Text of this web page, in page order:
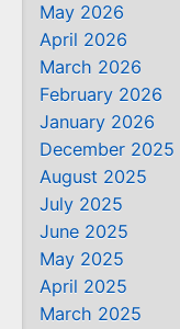
May 2026
April 2026
March 2026
February 2026
January 2026
December 2025
August 2025
July 2025
June 2025
May 2025
April 2025
March 2025